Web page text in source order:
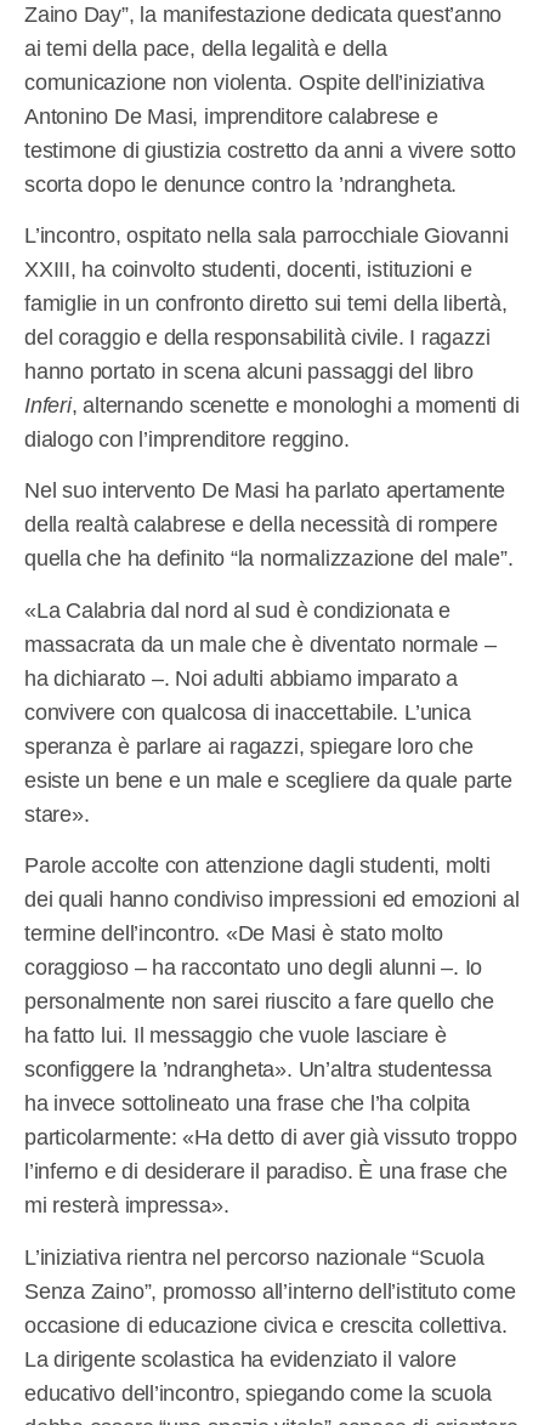
Zaino Day”, la manifestazione dedicata quest’anno
ai temi della pace, della legalità e della
comunicazione non violenta. Ospite dell’iniziativa
Antonino De Masi, imprenditore calabrese e
testimone di giustizia costretto da anni a vivere sotto
scorta dopo le denunce contro la ’ndrangheta.
L’incontro, ospitato nella sala parrocchiale Giovanni
XXIII, ha coinvolto studenti, docenti, istituzioni e
famiglie in un confronto diretto sui temi della libertà,
del coraggio e della responsabilità civile. I ragazzi
hanno portato in scena alcuni passaggi del libro
Inferi, alternando scenette e monologhi a momenti di
dialogo con l’imprenditore reggino.
Nel suo intervento De Masi ha parlato apertamente
della realtà calabrese e della necessità di rompere
quella che ha definito “la normalizzazione del male”.
«La Calabria dal nord al sud è condizionata e
massacrata da un male che è diventato normale –
ha dichiarato –. Noi adulti abbiamo imparato a
convivere con qualcosa di inaccettabile. L’unica
speranza è parlare ai ragazzi, spiegare loro che
esiste un bene e un male e scegliere da quale parte
stare».
Parole accolte con attenzione dagli studenti, molti
dei quali hanno condiviso impressioni ed emozioni al
termine dell’incontro. «De Masi è stato molto
coraggioso – ha raccontato uno degli alunni –. Io
personalmente non sarei riuscito a fare quello che
ha fatto lui. Il messaggio che vuole lasciare è
sconfiggere la ’ndrangheta». Un’altra studentessa
ha invece sottolineato una frase che l’ha colpita
particolarmente: «Ha detto di aver già vissuto troppo
l’inferno e di desiderare il paradiso. È una frase che
mi resterà impressa».
L’iniziativa rientra nel percorso nazionale “Scuola
Senza Zaino”, promosso all’interno dell’istituto come
occasione di educazione civica e crescita collettiva.
La dirigente scolastica ha evidenziato il valore
educativo dell’incontro, spiegando come la scuola